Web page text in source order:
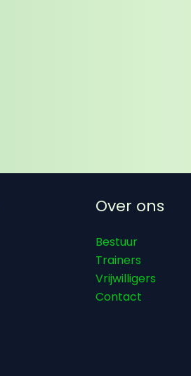
Over ons
Bestuur
Trainers
Vrijwilligers
Contact